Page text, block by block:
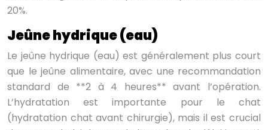
20%.
Jeûne hydrique (eau)
Le jeûne hydrique (eau) est généralement plus court
que le jeûne alimentaire, avec une recommandation
standard de **2 à 4 heures** avant l’opération.
L’hydratation est importante pour le chat
(hydratation chat avant chirurgie), mais il est crucial